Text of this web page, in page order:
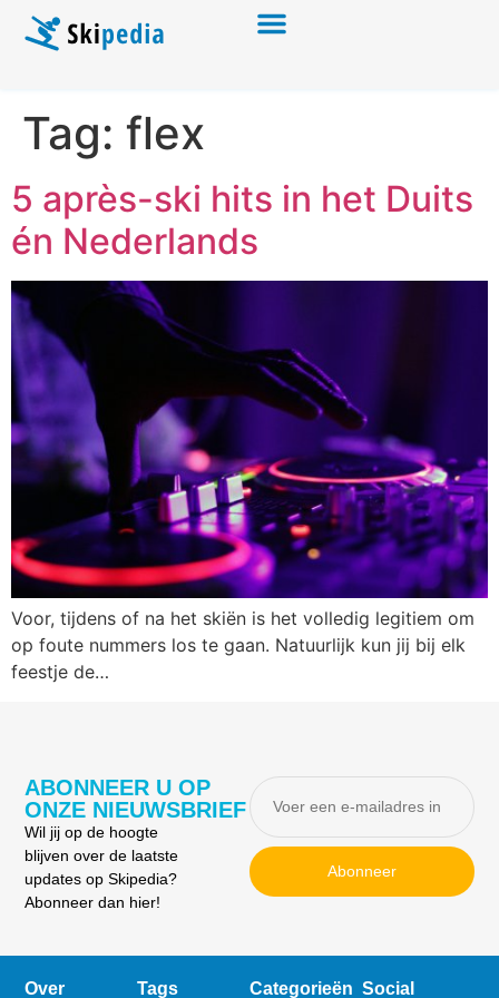
Tag: flex
5 après-ski hits in het Duits
én Nederlands
Voor, tijdens of na het skiën is het volledig legitiem om
op foute nummers los te gaan. Natuurlijk kun jij bij elk
feestje de…
ABONNEER U OP
ONZE NIEUWSBRIEF
Wil jij op de hoogte
blijven over de laatste
updates op Skipedia?
Abonneer dan hier!
Abonneer
Over Tags Categorieën Social